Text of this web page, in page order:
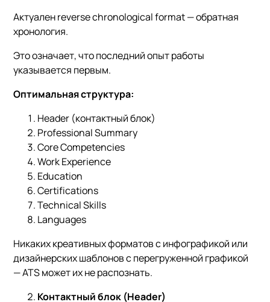
Актуален reverse chronological format — обратная
хронология.
Это означает, что последний опыт работы
указывается первым.
Оптимальная структура:
Header (контактный блок)
Professional Summary
Core Competencies
Work Experience
Education
Certifications
Technical Skills
Languages
Никаких креативных форматов с инфографикой или
дизайнерских шаблонов с перегруженной графикой
— ATS может их не распознать.
Контактный блок (Header)